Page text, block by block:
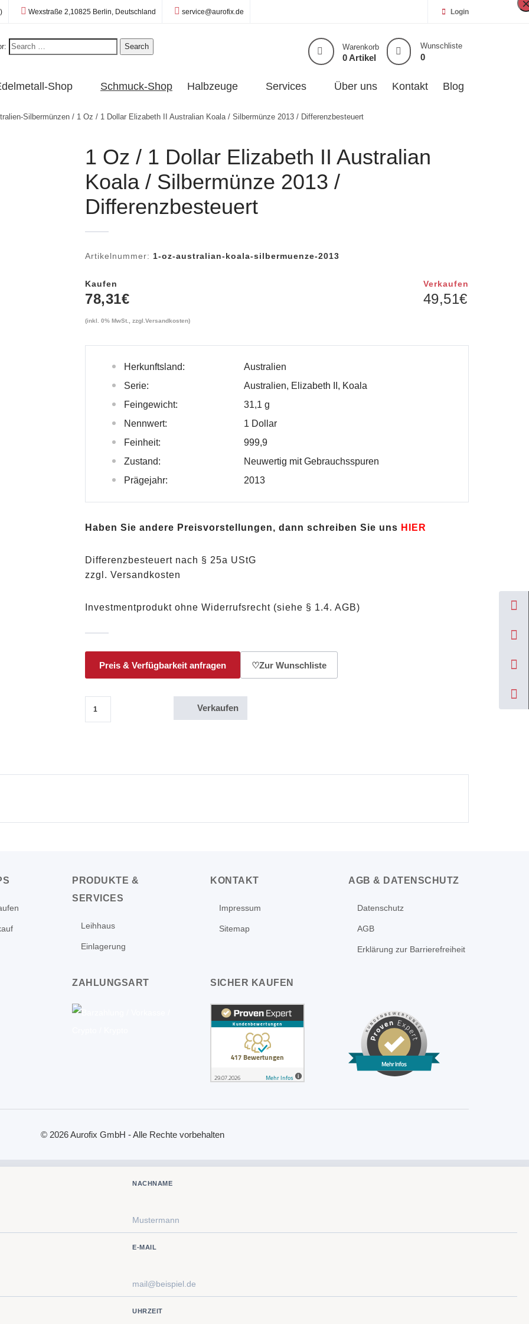
Standort:
Wexstraße 2,10825 Berlin, Deutschland E-Mail:
service@aurofix.de Login
Search Warenkorb
0 Artikel
Wunschliste
0
Shop Schmuck-Shop Halbzeuge Services Über uns Kontakt Blog
Silbermünzen / 1 Oz / 1 Dollar Elizabeth II Australian Koala / Silbermünze 2013 / Differenzbesteuert
1 Oz / 1 Dollar Elizabeth II Australian
Koala / Silbermünze 2013 /
Differenzbesteuert
Artikelnummer:1-oz-australian-koala-silbermuenze-2013
Kaufen
78,31€
Verkaufen
49,51€
(inkl. 0% MwSt., zzgl.Versandkosten)
Herkunftsland:
Australien
Serie:
Australien, Elizabeth II, Koala
Feingewicht:
31,1 g
Nennwert:
1 Dollar
Feinheit:
999,9
Zustand:
Neuwertig mit Gebrauchsspuren
Prägejahr:
2013
Haben Sie andere Preisvorstellungen, dann schreiben Sie uns HIER
Differenzbesteuert nach § 25a UStG
zzgl. Versandkosten
Investmentprodukt ohne Widerrufsrecht (siehe § 1.4. AGB)
Preis & Verfügbarkeit anfragen ♡Zur Wunschliste
1 Oz / 1 Dollar Elizabeth II Australian Koala / Silbermünze 2013 / Differenzbesteuert Menge
Verkaufen
PRODUKTE &
SERVICES
Leihhaus
Einlagerung
KONTAKT
Impressum
Sitemap
AGB & DATENSCHUTZ
Datenschutz
AGB
Erklärung zur Barrierefreiheit
ZAHLUNGSART SICHER KAUFEN
Mehr Infos
© 2026 Aurofix GmbH - Alle Rechte vorbehalten
NACHNAME
E-MAIL
UHRZEIT